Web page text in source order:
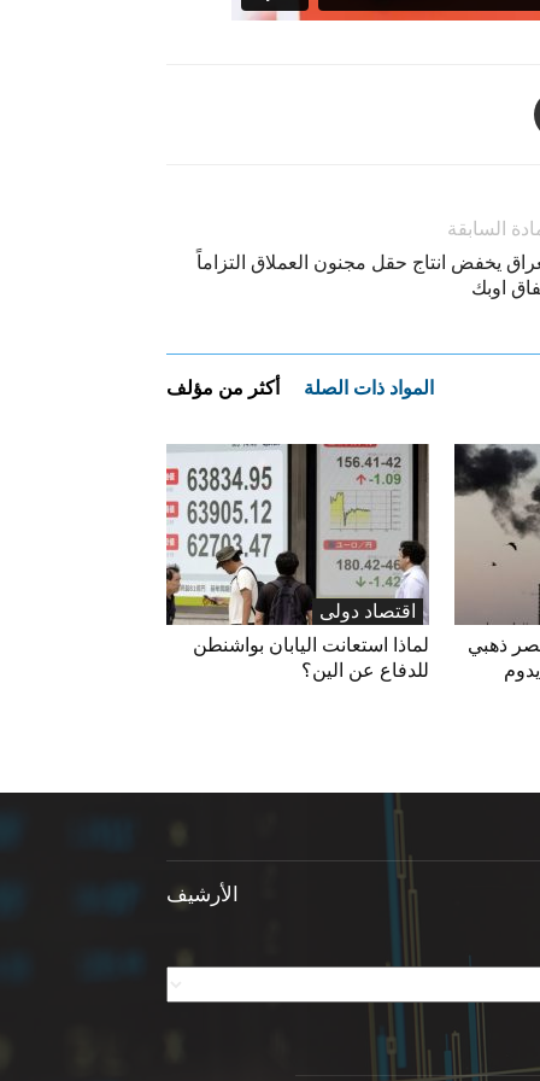
السابقة
يخفض انتاج حقل مجنون العملاق التزاماً
اوبك
المواد ذات الصلة أكثر من مؤلف
اقتصاد دولی
لماذا استعانت اليابان بواشنطن
للدفاع عن الين؟
ذهبي
الأرشيف